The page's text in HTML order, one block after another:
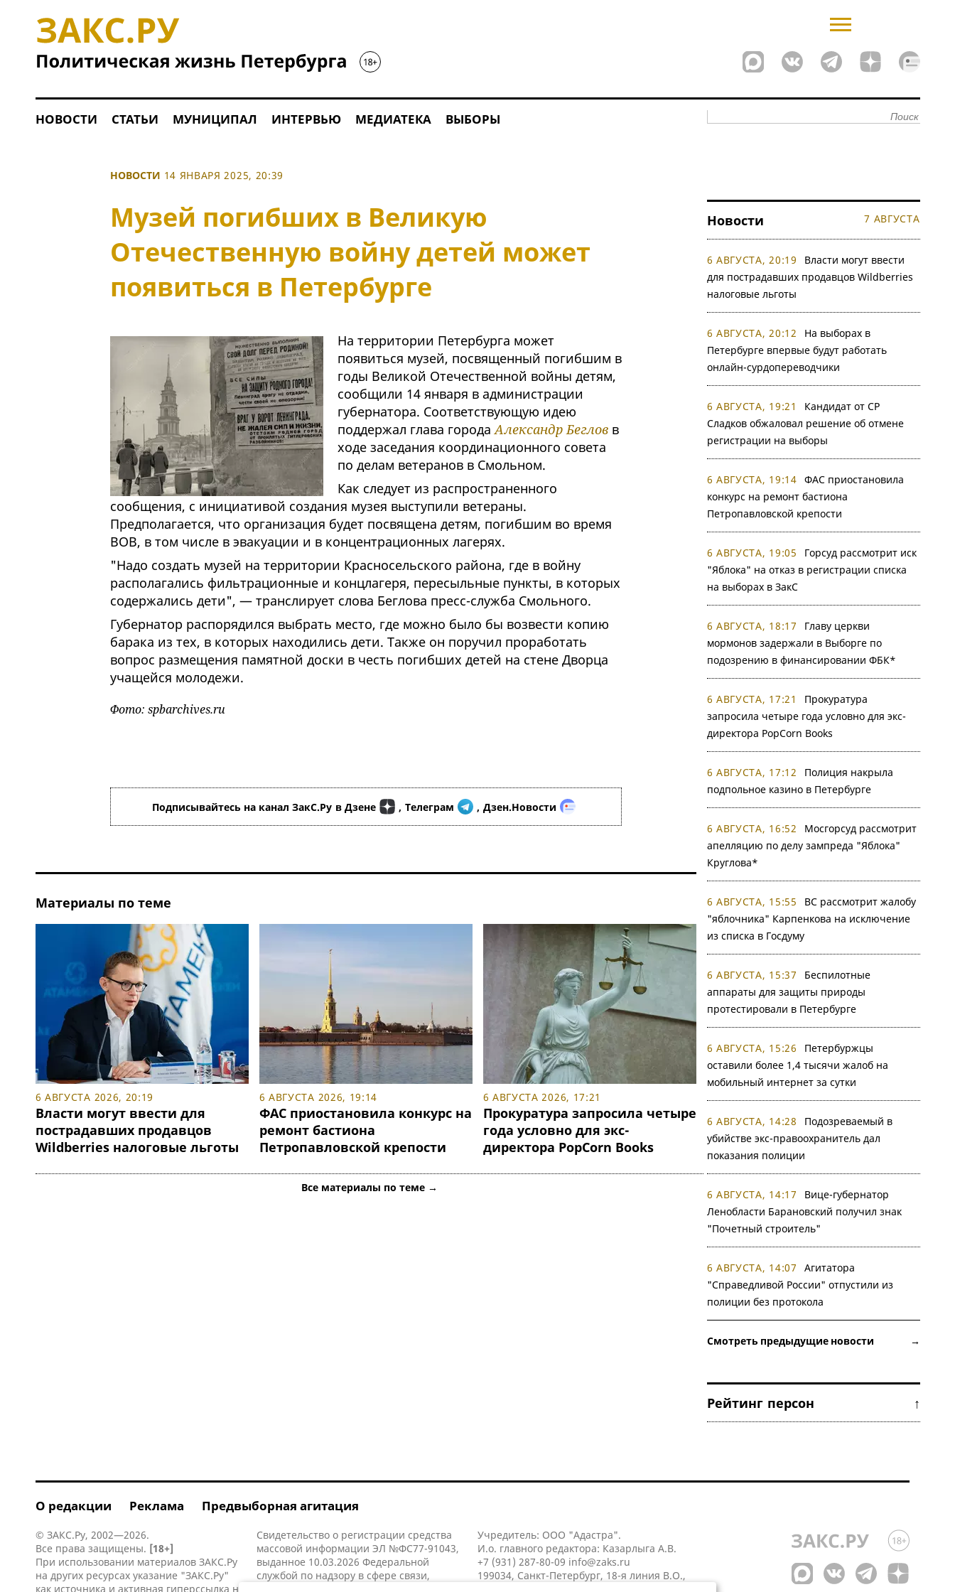
НОВОСТИ СТАТЬИ МУНИЦИПАЛ ИНТЕРВЬЮ МЕДИАТЕКА ВЫБОРЫ
НОВОСТИ 14 ЯНВАРЯ 2025, 20:39
Музей погибших в Великую
Отечественную войну детей может
появиться в Петербурге
На территории Петербурга может
появиться музей, посвященный погибшим в
годы Великой Отечественной войны детям,
сообщили 14 января в администрации
губернатора. Соответствующую идею
поддержал глава городаАлександр Бегловв
ходе заседания координационного совета
по делам ветеранов в Смольном.
Как следует из распространенного
сообщения, с инициативой создания музея выступили ветераны.
Предполагается, что организация будет посвящена детям, погибшим во время
ВОВ, в том числе в эвакуации и в концентрационных лагерях.
"Надо создать музей на территории Красносельского района, где в войну
располагались фильтрационные и концлагеря, пересыльные пункты, в которых
содержались дети", — транслирует слова Беглова пресс-служба Смольного.
Губернатор распорядился выбрать место, где можно было бы возвести копию
барака из тех, в которых находились дети. Также он поручил проработать
вопрос размещения памятной доски в честь погибших детей на стене Дворца
учащейся молодежи.
Фото: spbarchives.ru
Подписывайтесь на канал ЗакС.Ру в Дзене , Телеграм , Дзен.Новости
Материалы по теме
6 АВГУСТА 2026, 20:19
Власти могут ввести для
пострадавших продавцов
Wildberries налоговые льготы
6 АВГУСТА 2026, 19:14
ФАС приостановила конкурс на
ремонт бастиона
Петропавловской крепости
6 АВГУСТА 2026, 17:21
Прокуратура запросила четыре
года условно для экс-
директора PopCorn Books
Все материалы по теме →
Новости 7 АВГУСТА
6 АВГУСТА, 20:19
Власти могут ввести
для пострадавших продавцов Wildberries
налоговые льготы
6 АВГУСТА, 20:12
На выборах в
Петербурге впервые будут работать
онлайн-сурдопереводчики
6 АВГУСТА, 19:21
Кандидат от СР
Сладков обжаловал решение об отмене
регистрации на выборы
6 АВГУСТА, 19:14 ФАС приостановила
конкурс на ремонт бастиона
Петропавловской крепости
6 АВГУСТА, 19:05
Горсуд рассмотрит иск
"Яблока" на отказ в регистрации списка
на выборах в ЗакС
6 АВГУСТА, 18:17
Главу церкви
мормонов задержали в Выборге по
подозрению в финансировании ФБК*
6 АВГУСТА, 17:21
Прокуратура
запросила четыре года условно для экс-
директора PopCorn Books
6 АВГУСТА, 17:12
Полиция накрыла
подпольное казино в Петербурге
6 АВГУСТА, 16:52
Мосгорсуд рассмотрит
апелляцию по делу зампреда "Яблока"
Круглова*
6 АВГУСТА, 15:55
ВС рассмотрит жалобу
"яблочника" Карпенкова на исключение
из списка в Госдуму
6 АВГУСТА, 15:37
Беспилотные
аппараты для защиты природы
протестировали в Петербурге
6 АВГУСТА, 15:26
Петербуржцы
оставили более 1,4 тысячи жалоб на
мобильный интернет за сутки
6 АВГУСТА, 14:28
Подозреваемый в
убийстве экс-правоохранитель дал
показания полиции
6 АВГУСТА, 14:17
Вице-губернатор
Ленобласти Барановский получил знак
"Почетный строитель"
6 АВГУСТА, 14:07
Агитатора
"Справедливой России" отпустили из
полиции без протокола
Смотреть предыдущие новости →
Рейтинг персон ↑
О редакции Реклама Предвыборная агитация
© ЗАКС.Ру, 2002—2026.
Все права защищены. [18+]
При использовании материалов ЗАКС.Ру
на других ресурсах указание "ЗАКС.Ру"
как источника и активная гиперссылка на
Свидетельство о регистрации средства
массовой информации ЭЛ №ФС77-91043,
выданное 10.03.2026 Федеральной
службой по надзору в сфере связи,
Учредитель: ООО "Адастра".
И.о. главного редактора: Казарлыга А.В.
+7 (931) 287-80-09 info@zaks.ru
199034, Санкт-Петербург, 18-я линия В.О.,